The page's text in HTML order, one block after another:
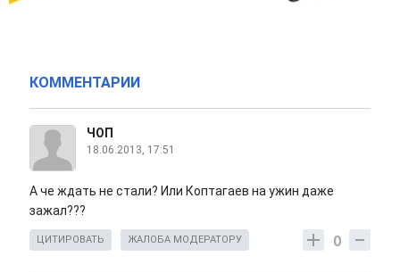
КОММЕНТАРИИ
ЧОП
18.06.2013, 17:51
А че ждать не стали? Или Коптагаев на ужин даже
зажал???
0
ЦИТИРОВАТЬ ЖАЛОБА МОДЕРАТОРУ